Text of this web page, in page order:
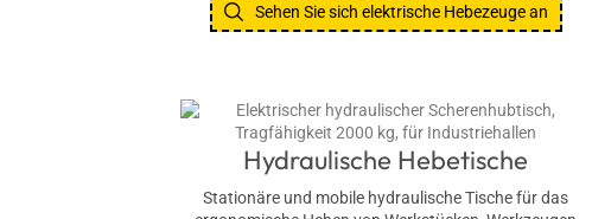
Sehen Sie sich elektrische Hebezeuge an
Hydraulische Hebetische
Stationäre und mobile hydraulische Tische für das